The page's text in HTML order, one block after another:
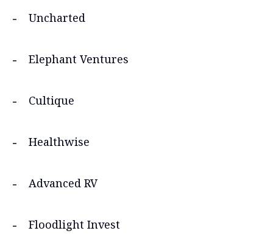
Uncharted
Elephant Ventures
Cultique
Healthwise
Advanced RV
Floodlight Invest